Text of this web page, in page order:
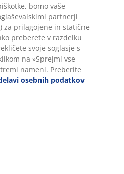
bomo vaše
partnerji
za prilagojene in statične
preberete v razdelku
svoje soglasje s
na »Sprejmi vse
nameni. Preberite
osebnih podatkov